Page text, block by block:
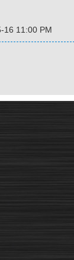
16 11:00 PM